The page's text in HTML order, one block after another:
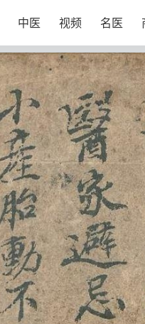
中医 视频 名医